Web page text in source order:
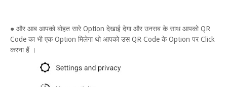
● और आब आपको बोहत सारे Option देखाई देगा और उनसब के साथ आपको QR
Code का भी एक Option मिलेगा थो आपको उस QR Code के Option पर Click
करना हैं ।